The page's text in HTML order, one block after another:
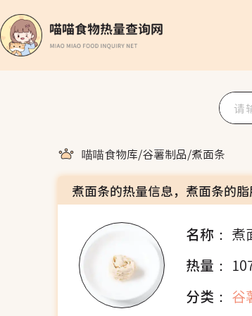
喵喵食物库/谷薯制品/煮面条
煮面条的热量信息，煮面条的
名称： 煮
热量：
分类： 谷